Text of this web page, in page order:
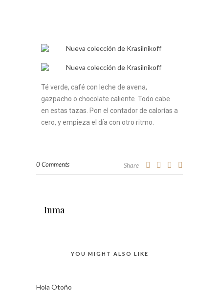
Té verde, café con leche de avena,
gazpacho o chocolate caliente. Todo cabe
en estas tazas. Pon el contador de calorías a
cero, y empieza el día con otro ritmo.
0 Comments Share
Inma
YOU MIGHT ALSO LIKE
Hola Otoño